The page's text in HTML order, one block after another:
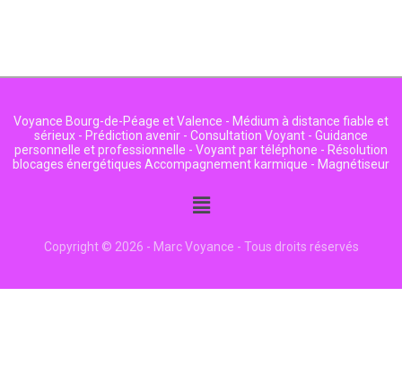
Voyance Bourg-de-Péage et Valence - Médium à distance fiable et
sérieux - Prédiction avenir - Consultation Voyant - Guidance
personnelle et professionnelle - Voyant par téléphone - Résolution
blocages énergétiques Accompagnement karmique - Magnétiseur
Menu
Copyright © 2026 - Marc Voyance - Tous droits réservés